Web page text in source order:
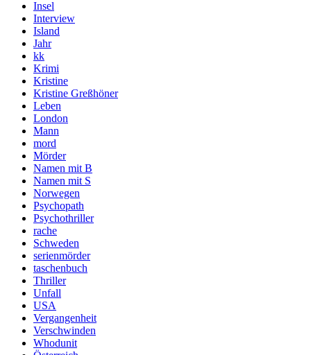
Insel
Interview
Island
Jahr
kk
Krimi
Kristine
Kristine Greßhöner
Leben
London
Mann
mord
Mörder
Namen mit B
Namen mit S
Norwegen
Psychopath
Psychothriller
rache
Schweden
serienmörder
taschenbuch
Thriller
Unfall
USA
Vergangenheit
Verschwinden
Whodunit